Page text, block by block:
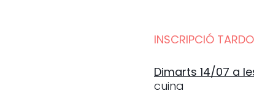
INSCRIPCIÓ
Dimarts 14/07 a
cuina